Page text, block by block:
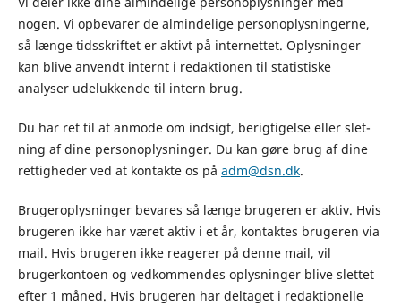
nogen. Vi opbe­va­rer de almindelige personoplys­nin­gerne,
så læn­ge tidsskriftet er aktivt på internettet. Oplysninger
kan blive anvendt internt i redaktionen til sta­ti­sti­ske
analyser udelukkende til intern brug.
Du har ret til at anmo­de om ind­sigt, berig­ti­gel­se eller slet­
ning af dine per­so­nop­lys­nin­ger. Du kan gøre brug af dine
ret­tig­he­der ved at kon­tak­te os på adm@dsn.dk.
Brugeroplysninger bevares så længe brugeren er aktiv. Hvis
brugeren ikke har været aktiv i et år, kontaktes brugeren via
mail. Hvis brugeren ikke reagerer på denne mail, vil
brugerkontoen og vedkommendes oplysninger blive slettet
efter 1 måned. Hvis brugeren har deltaget i redaktionelle